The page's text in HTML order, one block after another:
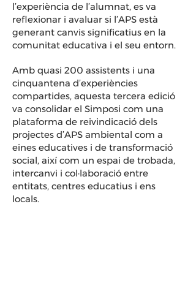
l’experiència de l’alumnat, es va
reflexionar i avaluar si l’APS està
generant canvis significatius en la
comunitat educativa i el seu entorn.
Amb quasi 200 assistents i una
cinquantena d’experiències
compartides, aquesta tercera edició
va consolidar el Simposi com una
plataforma de reivindicació dels
projectes d’APS ambiental com a
eines educatives i de transformació
social, així com un espai de trobada,
intercanvi i col·laboració entre
entitats, centres educatius i ens
locals.